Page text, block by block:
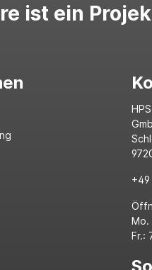
ist ein
Mo.
Fr.: